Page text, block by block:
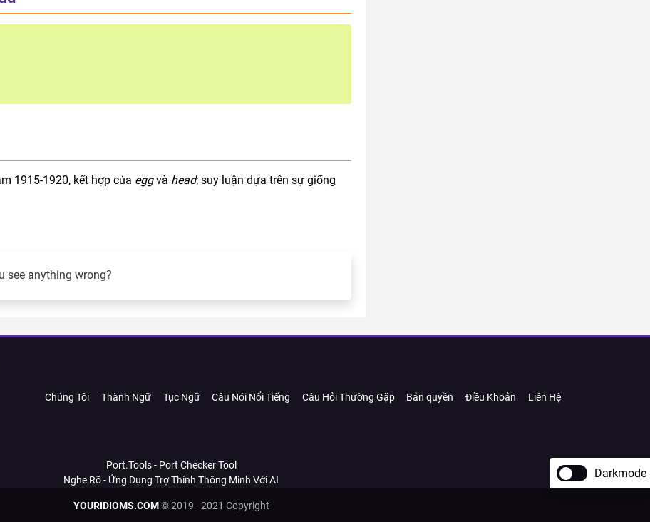
1915-1920, kết hợp của eggvà head; suy luận dựa trên sự giống
see anything wrong?
Chúng Tôi Thành Ngữ Tục Ngữ Câu Nói Nổi Tiếng Câu Hỏi Thường Gặp Bản quyền Điều Khoản Liên Hệ
Port.Tools - Port Checker Tool
Nghe Rõ - Ứng Dụng Trợ Thính Thông Minh Với AI
YOURIDIOMS.COM© 2019 - 2021 Copyright
Darkmode